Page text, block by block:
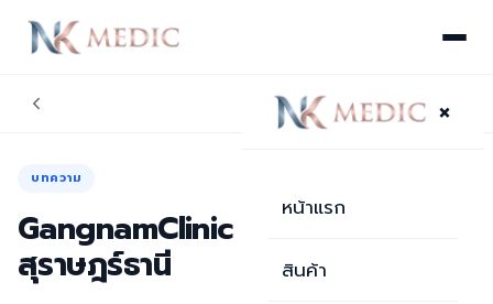
×
หน้าแรก
สินค้า
บทความ
GangnamClinic สาขาเซ็นทรัล
สุราษฎร์ธานี